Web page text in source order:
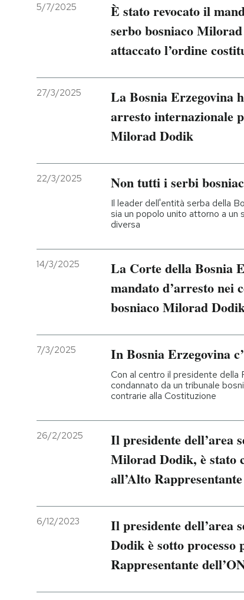
5/7/2025
È stato revocato il
serbo bosniaco
attaccato l’ordine
27/3/2025
La Bosnia Erzegovina
arresto internazionale
Milorad Dodik
22/3/2025 Non tutti i serbi
Il leader dell'entità serba della
sia un popolo unito attorno a un
diversa
14/3/2025
La Corte della Bosnia
mandato d’arresto nei
bosniaco Milorad
7/3/2025 In Bosnia Erzegovina
Con al centro il presidente della
condannato da un tribunale
contrarie alla Costituzione
26/2/2025
Il presidente dell’area
Milorad Dodik, è stato
all’Alto
6/12/2023
Il presidente dell’area
Dodik è sotto
Rappresentante